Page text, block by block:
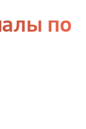
по